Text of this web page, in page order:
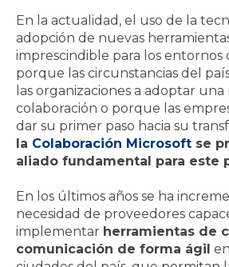
En la actualidad, el uso de la
adopción de nuevas
imprescindible para los entornos
porque las circunstancias del
las organizaciones a adoptar
colaboración o porque las
dar su primer paso hacia su
la Colaboración Microsoft se
aliado fundamental para este
En los últimos años se ha
necesidad de proveedores
implementar herramientas de
comunicación de forma ágil